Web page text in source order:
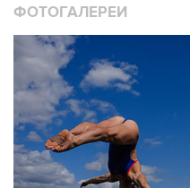
ФОТОГАЛЕРЕИ